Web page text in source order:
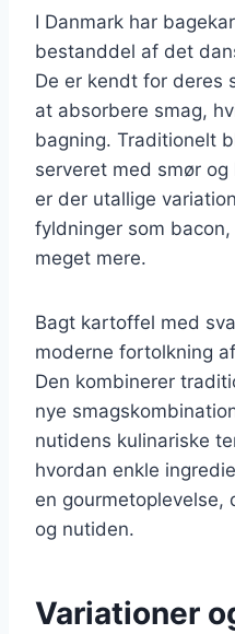
I Danmark har
bestanddel af det
De er kendt for deres
at absorbere smag,
bagning. Traditionelt
serveret med smør
er der utallige
fyldninger som
meget mere.
Bagt kartoffel med
moderne fortolkning
Den kombinerer
nye
nutidens kulinariske
hvordan enkle
en
og nutiden.
Variationer